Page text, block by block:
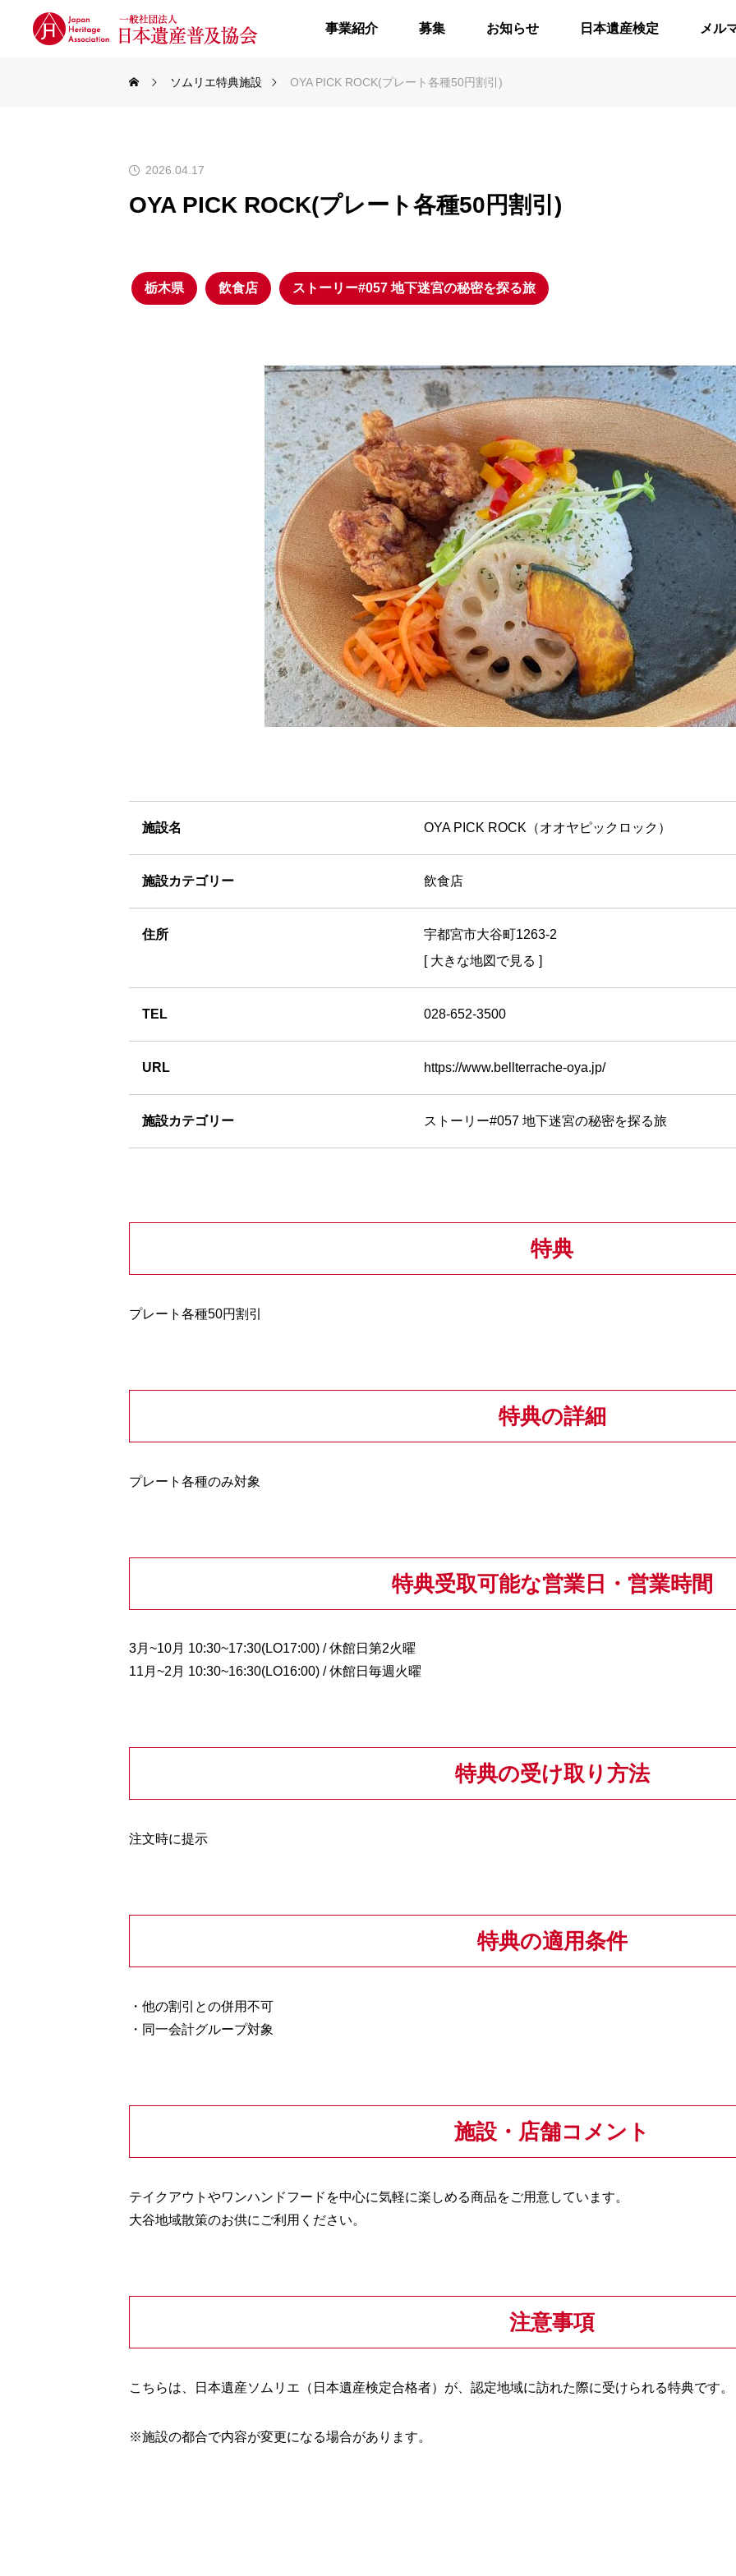
事業紹介 募集 お知らせ 日本遺産検定 メル
ソムリエ特典施設 OYA PICK ROCK(プレート各種50円割引)
2026.04.17
OYA PICK ROCK(プレート各種50円割引)
栃木県 飲食店 ストーリー#057 地下迷宮の秘密を探る旅
施設名 OYA PICK ROCK（オオヤピックロック）
施設カテゴリー 飲食店
住所
宇都宮市大谷町1263-2
[ 大きな地図で見る ]
TEL 028-652-3500
URL https://www.bellterrache-oya.jp/
施設カテゴリー ストーリー#057 地下迷宮の秘密を探る旅
特典
プレート各種50円割引
特典の詳細
プレート各種のみ対象
特典受取可能な営業日・営業時間
3月~10月 10:30~17:30(LO17:00) / 休館日第2火曜
11月~2月 10:30~16:30(LO16:00) / 休館日毎週火曜
特典の受け取り方法
注文時に提示
特典の適用条件
・他の割引との併用不可
・同一会計グループ対象
施設・店舗コメント
テイクアウトやワンハンドフードを中心に気軽に楽しめる商品をご用意しています。
大谷地域散策のお供にご利用ください。
注意事項
こちらは、日本遺産ソムリエ（日本遺産検定合格者）が、認定地域に訪れた際に受けられる特典です。
※施設の都合で内容が変更になる場合があります。